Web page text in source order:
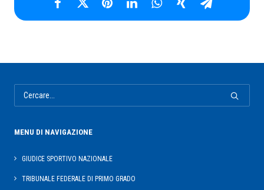
MENU DI NAVIGAZIONE
GIUDICE SPORTIVO NAZIONALE
TRIBUNALE FEDERALE DI PRIMO GRADO